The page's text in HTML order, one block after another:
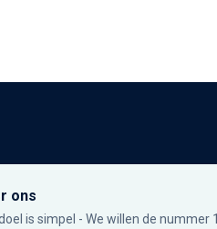
ons
is simpel - We willen de nummer 1